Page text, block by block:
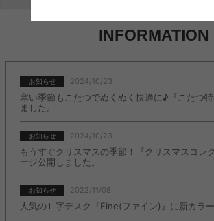
INFORMATION
お知らせ 2024/10/23
寒い季節もこたつでぬくぬく快適に♪『こたつ
ました。
お知らせ 2024/10/23
もうすぐクリスマスの季節！『クリスマスコレ
ージ公開しました。
お知らせ 2022/11/08
人気のＬ字デスク『Fine(ファイン)』に新カラー